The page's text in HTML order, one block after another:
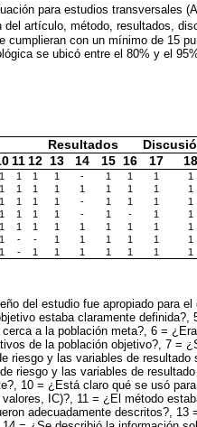
para estudios transversales
artículo, método, resultados,
con un mínimo de 15
se ubicó entre el 80% y el
Resultados
11 12 13 14 15 16 17 18
1 1 1 1 - 1 1 1 1
1 1 1 1 1 1 1 1 1
1 1 1 1 - 1 1 1 1
1 1 1 1 - 1 - 1 1
1 1 1 1 1 1 1 1 1
1 - - 1 1 1 1 1 1
1 - 1 1 1 1 1 1 1
del estudio fue apropiado para el
estaba claramente definida?,
a la población meta?, 6 =
de la población objetivo?, 7 =
riesgo y las variables de resultado
riesgo y las variables de
10 = ¿Está claro qué se usó
valores, IC)?, 11 = ¿El método
adecuadamente descritos?, 13